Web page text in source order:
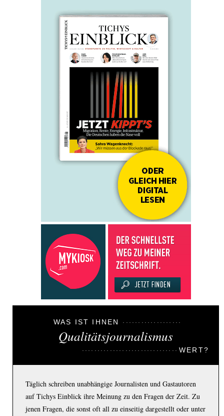
WAS IST IHNEN
Qualitätsjournalismus
WERT?
Täglich schreiben unabhängige Journalisten und Gastautoren
auf Tichys Einblick ihre Meinung zu den Fragen der Zeit. Zu
jenen Fragen, die sonst oft all zu einseitig dargestellt oder unter